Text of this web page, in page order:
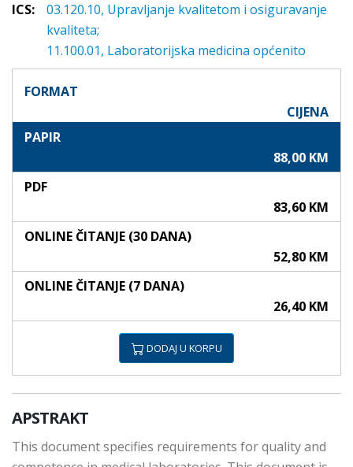
ICS:
03.120.10, Upravljanje kvalitetom i osiguravanje
kvaliteta;
11.100.01, Laboratorijska medicina općenito
FORMAT
CIJENA
PAPIR
88,00 KM
PDF
83,60 KM
ONLINE ČITANJE (30 DANA)
52,80 KM
ONLINE ČITANJE (7 DANA)
26,40 KM
DODAJ U KORPU
APSTRAKT
This document specifies requirements for quality and